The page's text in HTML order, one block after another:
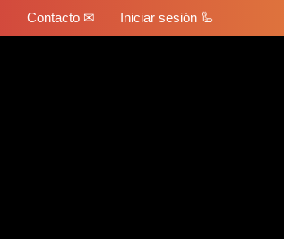
Contacto ✉ Iniciar sesión 🦾